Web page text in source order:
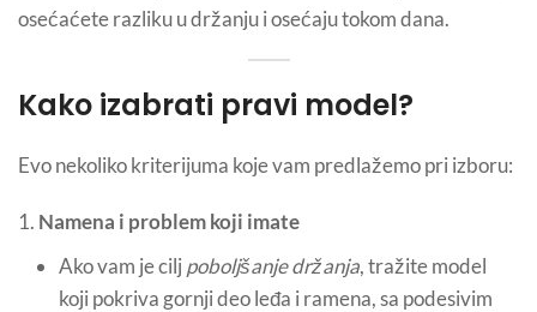
osećaćete razliku u držanju i osećaju tokom dana.
Kako izabrati pravi model?
Evo nekoliko kriterijuma koje vam predlažemo pri izboru:
Namena i problem koji imate
Ako vam je cilj poboljšanje držanja, tražite model
koji pokriva gornji deo leđa i ramena, sa podesivim